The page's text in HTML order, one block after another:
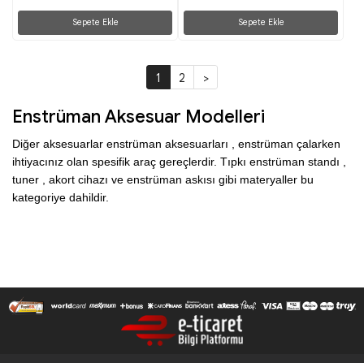
Sepete Ekle Sepete Ekle
1 2 >
Enstrüman Aksesuar Modelleri
Diğer aksesuarlar enstrüman aksesuarları , enstrüman çalarken
ihtiyacınız olan spesifik araç gereçlerdir. Tıpkı enstrüman standı ,
tuner , akort cihazı ve enstrüman askısı gibi materyaller bu
kategoriye dahildir.